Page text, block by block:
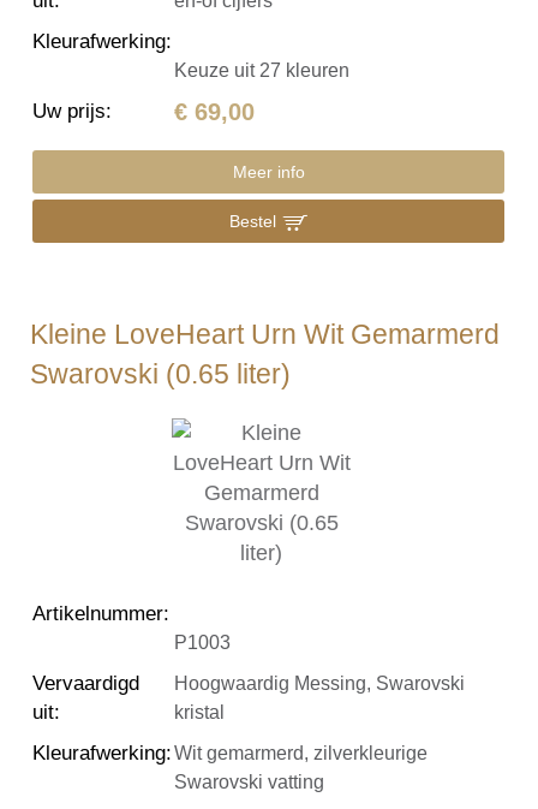
Kleurafwerking:
Keuze uit 27 kleuren
Uw prijs: € 69,00
Meer info
Bestel
Kleine LoveHeart Urn Wit Gemarmerd
Swarovski (0.65 liter)
Artikelnummer:
P1003
Vervaardigd
uit:
Hoogwaardig Messing, Swarovski
kristal
Kleurafwerking:Wit gemarmerd, zilverkleurige
Swarovski vatting